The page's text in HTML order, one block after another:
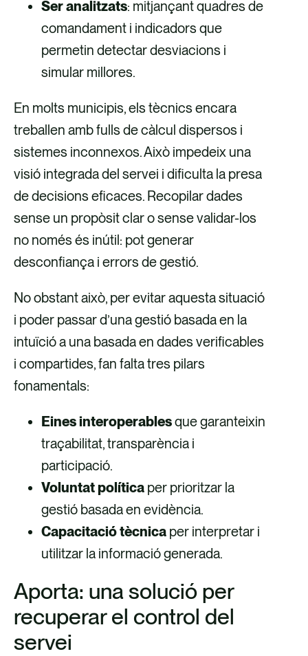
Ser analitzats: mitjançant quadres de
comandament i indicadors que
permetin detectar desviacions i
simular millores.
En molts municipis, els tècnics encara
treballen amb fulls de càlcul dispersos i
sistemes inconnexos. Això impedeix una
visió integrada del servei i dificulta la presa
de decisions eficaces. Recopilar dades
sense un propòsit clar o sense validar-los
no només és inútil: pot generar
desconfiança i errors de gestió.
No obstant això, per evitar aquesta situació
i poder passar d’una gestió basada en la
intuïció a una basada en dades verificables
i compartides, fan falta tres pilars
fonamentals:
Eines interoperablesque garanteixin
traçabilitat, transparència i
participació.
Voluntat política per prioritzar la
gestió basada en evidència.
Capacitació tècnica per interpretar i
utilitzar la informació generada.
Aporta: una solució per
recuperar el control del
servei